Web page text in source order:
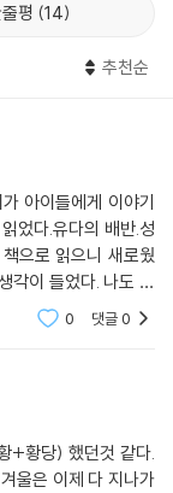
미국 할리우드에서
다.
들백교회 목사)
게 하나님의 사랑
의교회 목사)
념비적 작품! -박형은
막힐 정도로 감동적
보니 이해도 잘됐
움을 느낄 수 있는
평 14
추천순
아이들에게 이야기
었다.유다의 배반.성
으로 읽으니 새로웠
각이 들었다. 나도 유
.지금까지의 내 삶을
0 댓글0
+황당) 했던것 같다.
울은 이제 다 지나가